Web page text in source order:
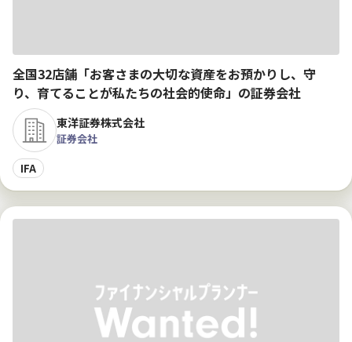
全国32店舗「お客さまの大切な資産をお預かりし、守
り、育てることが私たちの社会的使命」の証券会社
東洋証券株式会社
証券会社
IFA